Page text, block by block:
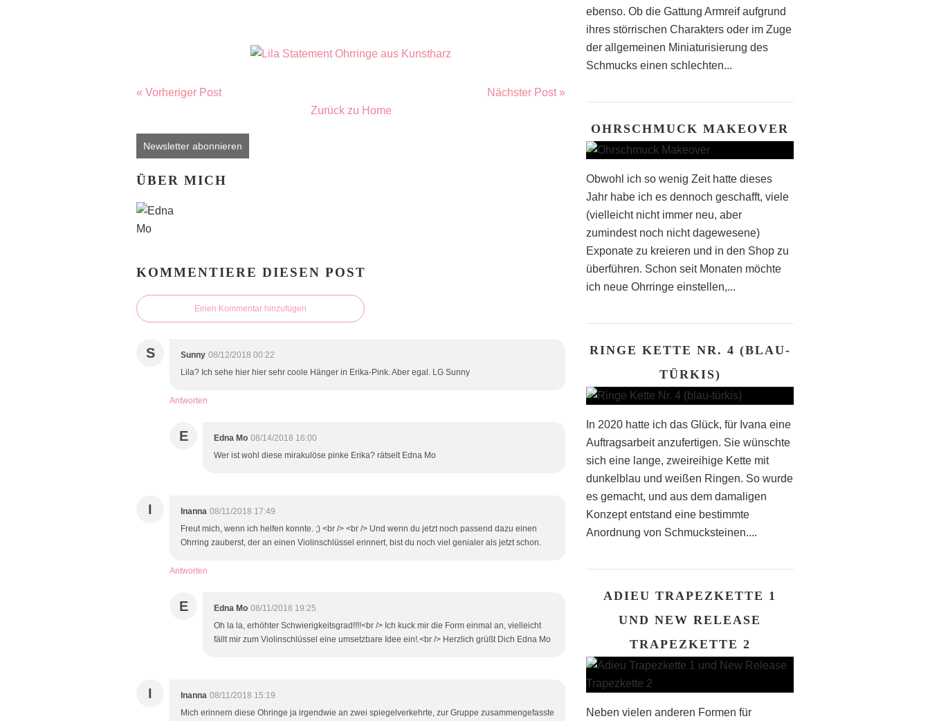
« Vorheriger Post
Nächster Post »
Zurück zu Home
Newsletter abonnieren
ÜBER MICH
KOMMENTIERE DIESEN POST
Einen Kommentar hinzufügen
S Sunny 08/12/2018 00:22
Lila? Ich sehe hier hier sehr coole Hänger in Erika-Pink. Aber egal. LG Sunny
Antworten
E Edna Mo 08/14/2018 16:00
Wer ist wohl diese mirakulöse pinke Erika? rätselt Edna Mo
I Inanna 08/11/2018 17:49
Freut mich, wenn ich helfen konnte. ;) <br /> <br /> Und wenn du jetzt noch passend dazu einen
Ohrring zauberst, der an einen Violinschlüssel erinnert, bist du noch viel genialer als jetzt schon.
Antworten
E Edna Mo 08/11/2018 19:25
Oh la la, erhöhter Schwierigkeitsgrad!!!!<br /> Ich kuck mir die Form einmal an, vielleicht
fällt mir zum Violinschlüssel eine umsetzbare Idee ein!.<br /> Herzlich grüßt Dich Edna Mo
I Inanna 08/11/2018 15:19
Mich erinnern diese Ohringe ja irgendwie an zwei spiegelverkehrte, zur Gruppe zusammengefasste
ebenso. Ob die Gattung Armreif aufgrund
ihres störrischen Charakters oder im Zuge
der allgemeinen Miniaturisierung des
Schmucks einen schlechten...
OHRSCHMUCK MAKEOVER
Obwohl ich so wenig Zeit hatte dieses
Jahr habe ich es dennoch geschafft, viele
(vielleicht nicht immer neu, aber
zumindest noch nicht dagewesene)
Exponate zu kreieren und in den Shop zu
überführen. Schon seit Monaten möchte
ich neue Ohrringe einstellen,...
RINGE KETTE NR. 4 (BLAU-
TÜRKIS)
In 2020 hatte ich das Glück, für Ivana eine
Auftragsarbeit anzufertigen. Sie wünschte
sich eine lange, zweireihige Kette mit
dunkelblau und weißen Ringen. So wurde
es gemacht, und aus dem damaligen
Konzept entstand eine bestimmte
Anordnung von Schmucksteinen....
ADIEU TRAPEZKETTE 1
UND NEW RELEASE
TRAPEZKETTE 2
Neben vielen anderen Formen für